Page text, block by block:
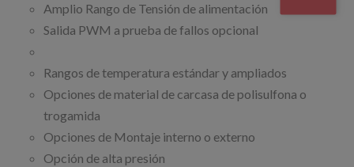
Amplio Rango de Tensión de alimentación
Salida PWM a prueba de fallos opcional
Rangos de temperatura estándar y ampliados
Opciones de material de carcasa de polisulfona o
trogamida
Opciones de Montaje interno o externo
Opción de alta presión